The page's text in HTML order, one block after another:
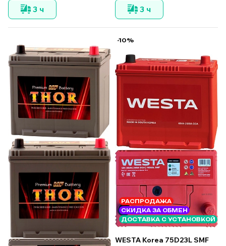
3 ч
3 ч
-10%
РАСПРОДАЖА
СКИДКА ЗА ОБМЕН
ДОСТАВКА С УСТАНОВКОЙ
WESTA Korea 75D23L SMF